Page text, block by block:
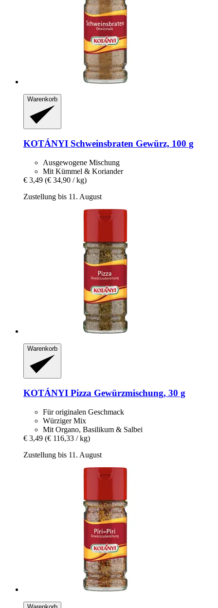
Warenkorb
KOTÁNYI Schweinsbraten Gewürz, 100 g
Ausgewogene Mischung
Mit Kümmel & Koriander
€ 3,49 (€ 34,90 / kg)
Zustellung bis 11. August
Warenkorb
KOTÁNYI Pizza Gewürzmischung, 30 g
Für originalen Geschmack
Würziger Mix
Mit Organo, Basilikum & Salbei
€ 3,49 (€ 116,33 / kg)
Zustellung bis 11. August